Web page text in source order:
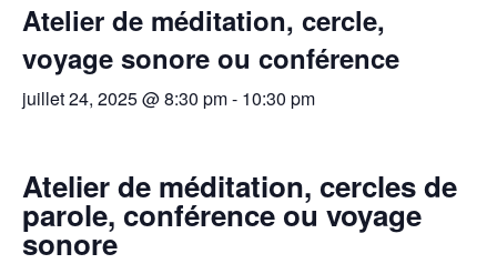
Atelier de méditation, cercle,
voyage sonore ou conférence
juillet 24, 2025 @ 8:30 pm- 10:30 pm
Atelier de méditation, cercles de
parole, conférence ou voyage
sonore